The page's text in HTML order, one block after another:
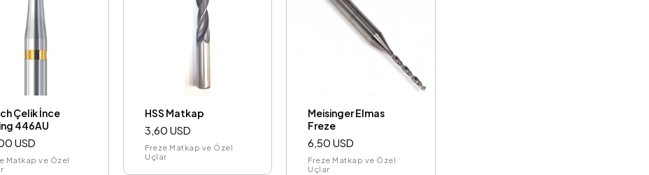
Çelik İnce
446AU
USD
Matkap ve Özel
HSS Matkap
3,60 USD
Freze Matkap ve Özel
Uçlar
Meisinger Elmas
Freze
6,50 USD
Freze Matkap ve Özel
Uçlar